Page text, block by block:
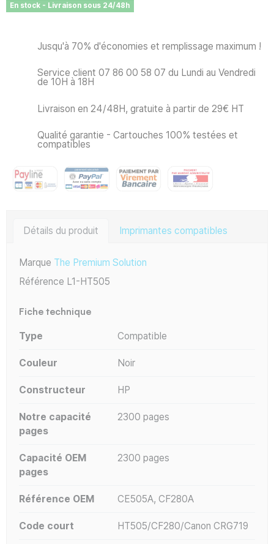
En stock - Livraison sous 24/48h
Jusqu'à 70% d'économies et remplissage maximum !
Service client 07 86 00 58 07 du Lundi au Vendredi
de 10H à 18H
Livraison en 24/48H, gratuite à partir de 29€ HT
Qualité garantie - Cartouches 100% testées et
compatibles
Détails du produit Imprimantes compatibles
Marque The Premium Solution
Référence L1-HT505
Fiche technique
Type Compatible
Couleur Noir
Constructeur HP
Notre capacité
pages
2300 pages
Capacité OEM
pages
2300 pages
Référence OEM CE505A, CF280A
Code court HT505/CF280/Canon CRG719